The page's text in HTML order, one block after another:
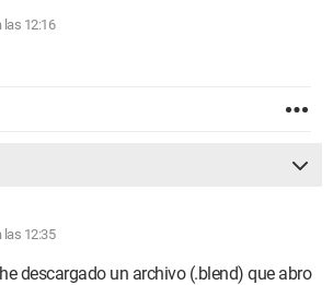
las 12:16
las 12:35
descargado un archivo (.blend) que abro